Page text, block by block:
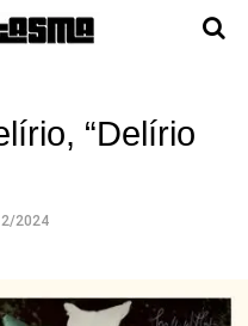
“Delírio
2024